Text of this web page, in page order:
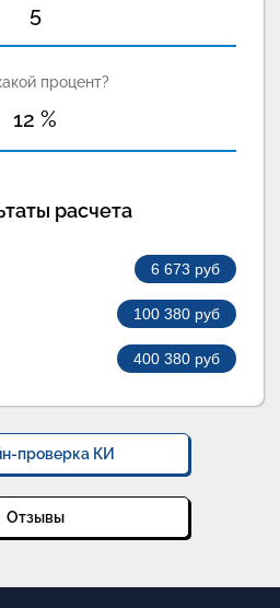
5
процент?
12 %
расчета
6 673 руб
100 380 руб
400 380 руб
проверка КИ
Отзывы